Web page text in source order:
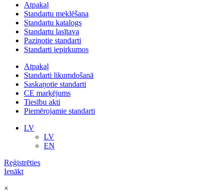
Atpakaļ
Standartu meklēšana
Standartu katalogs
Standartu lasītava
Paziņotie standarti
Standarti iepirkumos
Atpakaļ
Standarti likumdošanā
Saskaņotie standarti
CE marķējums
Tiesību akti
Piemērojamie standarti
LV
LV
EN
Reģistrēties
Ienākt
×